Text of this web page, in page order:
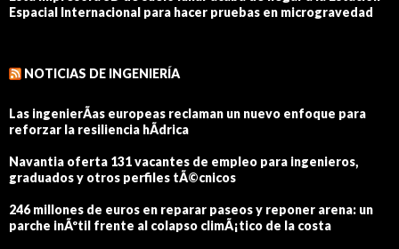
Espacial Internacional para hacer pruebas en microgravedad
NOTICIAS DE INGENIERÍA
Las ingenierÃ­as europeas reclaman un nuevo enfoque para
reforzar la resiliencia hÃ­drica
Navantia oferta 131 vacantes de empleo para ingenieros,
graduados y otros perfiles tÃ©cnicos
246 millones de euros en reparar paseos y reponer arena: un
parche inÃºtil frente al colapso climÃ¡tico de la costa